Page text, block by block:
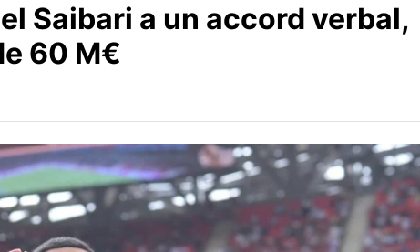
Saibari a un accord verbal,
60 M€